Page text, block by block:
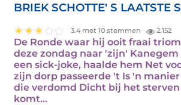
BRIEK SCHOTTE' S LAATSTE
3.4 met 10 stemmen 2.152
De Ronde waar hij ooit fraai
deze zondag naar 'zijn' Kanegem
een sick-joke, haalde hem Net
zijn dorp passeerde 't Is 'n
die verdomd Dicht bij het
komt…